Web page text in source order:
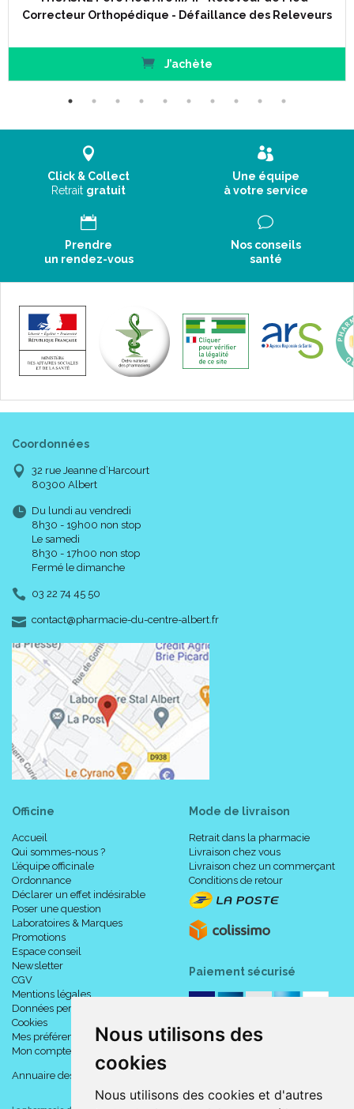
Nous utilisons des
cookies
Nous utilisons des cookies et d'autres
Correcteur Orthopédique - Défaillance des Releveurs
J’achète
Click & Collect
Retrait gratuit
Une équipe
à votre service
Prendre
un rendez-vous
Nos conseils
santé
Coordonnées
32 rue Jeanne d’Harcourt
80300 Albert
Du lundi au vendredi
8h30 - 19h00 non stop
Le samedi
8h30 - 17h00 non stop
Fermé le dimanche
03 22 74 45 50
contact-
@-
pharmacie-du-centre-albert.fr
Officine
Accueil
Qui sommes-nous ?
L’équipe officinale
Ordonnance
Déclarer un effet indésirable
Poser une question
Laboratoires & Marques
Promotions
Espace conseil
Newsletter
CGV
Mentions légales
Données personnelles
Cookies
Mes préférences Cookies
Mon compte
Annuaire des pharmacies
Mode de livraison
Retrait dans la pharmacie
Livraison chez vous
Livraison chez un commerçant
Conditions de retour
Paiement sécurisé